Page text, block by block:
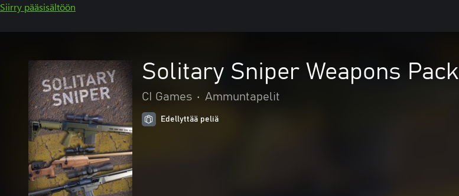
Siirry pääsisältöön
Solitary Sniper Weapons Pack
CI Games • Ammuntapelit
Edellyttää peliä